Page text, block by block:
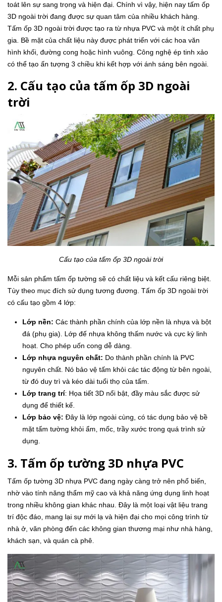
toát lên sự sang trọng và hiện đại. Chính vì vậy, hiện nay tấm ốp
3D ngoài trời đang được sự quan tâm của nhiều khách hàng.
Tấm ốp 3D ngoài trời được tạo ra từ nhựa PVC và một ít chất phụ
gia. Bề mặt của chất liệu này được phát triển với các hoa văn
hình khối, đường cong hoặc hình vuông. Công nghệ ép tinh xảo
có thể tạo ấn tượng 3 chiều khi kết hợp với ánh sáng bên ngoài.
2. Cấu tạo của tấm ốp 3D ngoài
trời
Cấu tạo của tấm ốp 3D ngoài trời
Mỗi sản phẩm tấm ốp tường sẽ có chất liệu và kết cấu riêng biệt.
Tùy theo mục đích sử dụng tương đương. Tấm ốp 3D ngoài trời
có cấu tạo gồm 4 lớp:
Lớp nền: Các thành phần chính của lớp nền là nhựa và bột
đá (phụ gia). Lớp đế nhựa không thấm nước và cực kỳ linh
hoạt. Cho phép uốn cong dễ dàng.
Lớp nhựa nguyên chất: Do thành phần chính là PVC
nguyên chất. Nó bảo vệ tấm khỏi các tác động từ bên ngoài,
từ đó duy trì và kéo dài tuổi thọ của tấm.
Lớp trang trí: Họa tiết 3D nổi bật, đầy màu sắc được sử
dụng để thiết kế.
Lớp bảo vệ: Đây là lớp ngoài cùng, có tác dụng bảo vệ bề
mặt tấm tường khỏi ẩm, mốc, trầy xước trong quá trình sử
dụng.
3. Tấm ốp tường 3D nhựa PVC
Tấm ốp tường 3D nhựa PVC đang ngày càng trở nên phổ biến,
nhờ vào tính năng thẩm mỹ cao và khả năng ứng dụng linh hoạt
trong nhiều không gian khác nhau. Đây là một loại vật liệu trang
trí độc đáo, mang lại sự mới lạ và hiện đại cho mọi công trình từ
nhà ở, văn phòng đến các không gian thương mại như nhà hàng,
khách sạn, và quán cà phê.